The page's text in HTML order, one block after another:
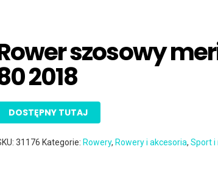
szosowy
2018
DOSTĘPNY TUTAJ
31176 Kategorie: Rowery, Rowery i akcesoria,Sport i